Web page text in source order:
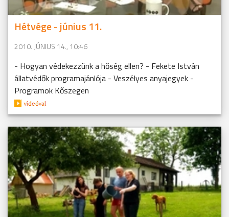
Hétvége - június 11.
2010. JÚNIUS 14., 10:46
- Hogyan védekezzünk a hőség ellen? - Fekete István
állatvédők programajánlója - Veszélyes anyajegyek -
Programok Kőszegen